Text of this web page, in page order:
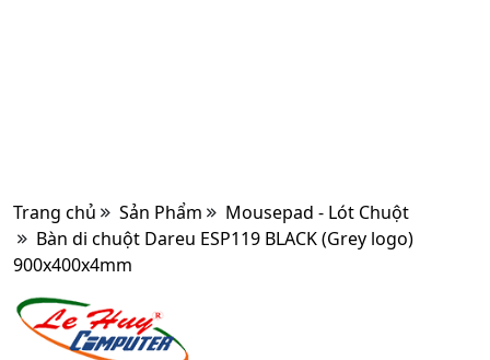
Trang chủ Sản Phẩm
Mousepad - Lót Chuột
Bàn di chuột Dareu ESP119 BLACK (Grey logo)
900x400x4mm